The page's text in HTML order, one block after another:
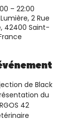
– 22:00
2 Rue
42400 Saint-
de Black
du
42